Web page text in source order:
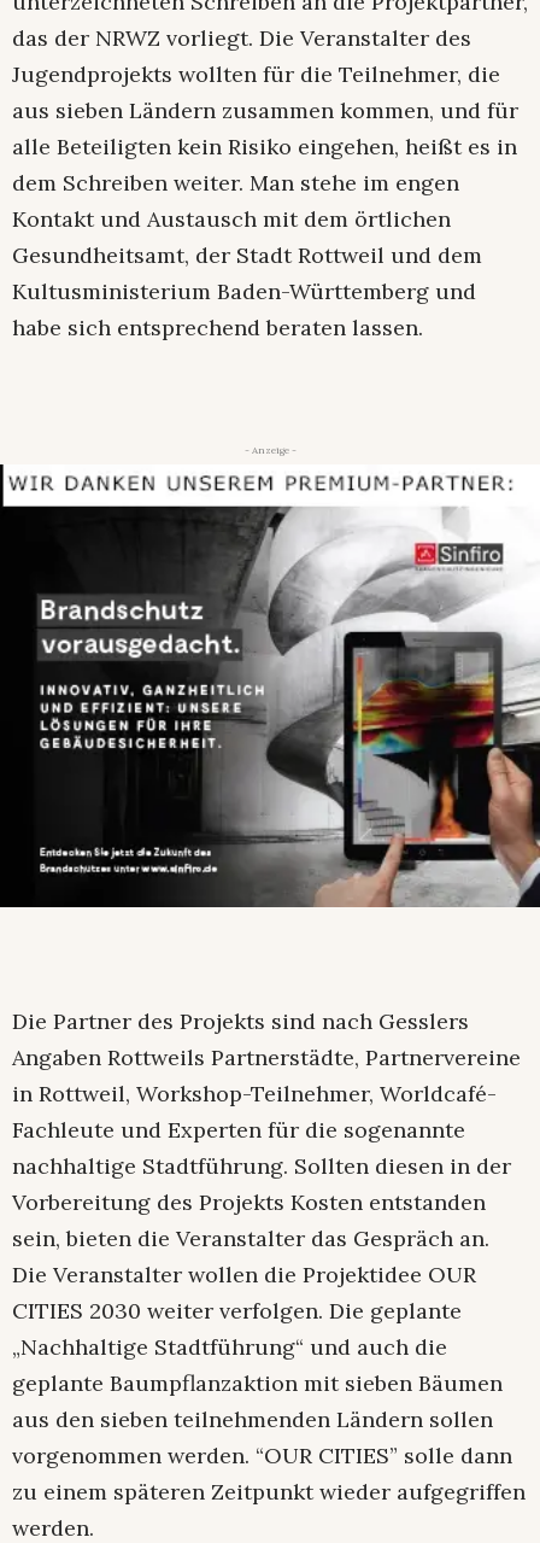
das der NRWZ vorliegt. Die Veranstalter des
Jugendprojekts wollten für die Teilnehmer, die
aus sieben Ländern zusammen kommen, und für
alle Beteiligten kein Risiko eingehen, heißt es in
dem Schreiben weiter. Man stehe im engen
Kontakt und Austausch mit dem örtlichen
Gesundheitsamt, der Stadt Rottweil und dem
Kultusministerium Baden-Württemberg und
habe sich entsprechend beraten lassen.
- Anzeige -
Die Partner des Projekts sind nach Gesslers
Angaben Rottweils Partnerstädte, Partnervereine
in Rottweil, Workshop-Teilnehmer, Worldcafé-
Fachleute und Experten für die sogenannte
nachhaltige Stadtführung. Sollten diesen in der
Vorbereitung des Projekts Kosten entstanden
sein, bieten die Veranstalter das Gespräch an.
Die Veranstalter wollen die Projektidee OUR
CITIES 2030 weiter verfolgen. Die geplante
„Nachhaltige Stadtführung“ und auch die
geplante Baumpflanzaktion mit sieben Bäumen
aus den sieben teilnehmenden Ländern sollen
vorgenommen werden. “OUR CITIES” solle dann
zu einem späteren Zeitpunkt wieder aufgegriffen
werden.